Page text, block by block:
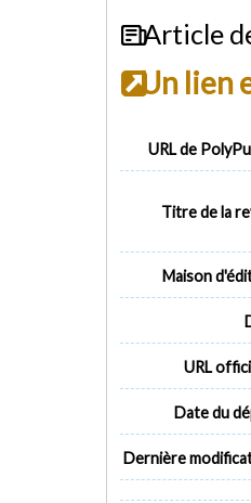
Article
Un lien
URL de
Titre de la
Maison
URL
Date du
Dernière